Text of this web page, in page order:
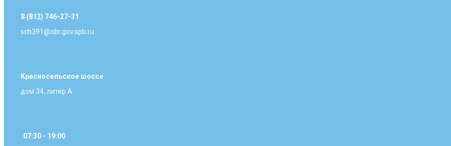
8 (812) 746-27-31
sch391@obr.gov.spb.ru
Красносельское шоссе
дом 34, литер А
07:30 - 19:00